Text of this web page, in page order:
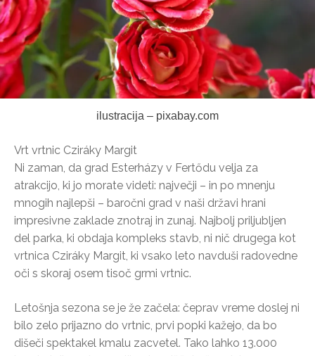
ilustracija – pixabay.com
Vrt vrtnic Cziráky Margit
Ni zaman, da grad Esterházy v Fertődu velja za
atrakcijo, ki jo morate videti: največji – in po mnenju
mnogih najlepši – baročni grad v naši državi hrani
impresivne zaklade znotraj in zunaj. Najbolj priljubljen
del parka, ki obdaja kompleks stavb, ni nič drugega kot
vrtnica Cziráky Margit, ki vsako leto navduši radovedne
oči s skoraj osem tisoč grmi vrtnic.
Letošnja sezona se je že začela: čeprav vreme doslej ni
bilo zelo prijazno do vrtnic, prvi popki kažejo, da bo
dišeči spektakel kmalu zacvetel. Tako lahko 13.000